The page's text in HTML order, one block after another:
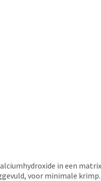
in een
voor minimale krimp.